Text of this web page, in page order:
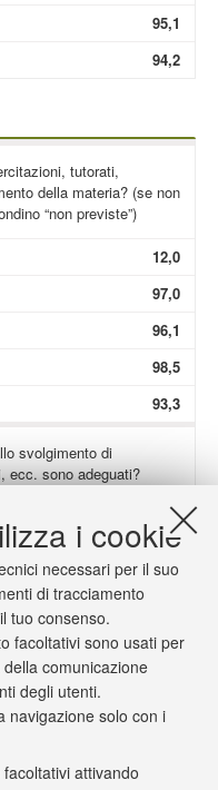
i cookie
necessari per il suo
di tracciamento
tuo consenso.
facoltativi sono usati per
comunicazione
degli utenti.
navigazione solo con i
attivando
95,1
94,2
tutorati,
della materia? (se non
“non previste”)
12,0
97,0
96,1
98,5
93,3
svolgimento di
ecc. sono adeguati?
31,9
96,9
no" o "più no che sì") Il